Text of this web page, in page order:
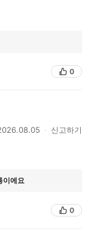
0
신고하기
이에요
0